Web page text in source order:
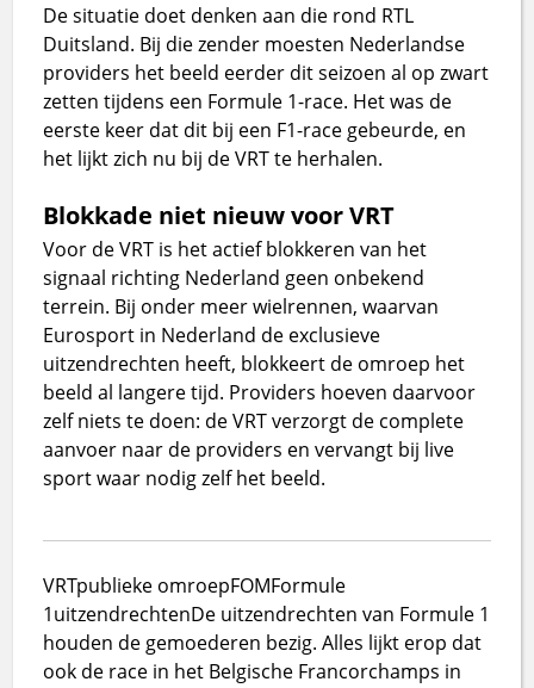
De situatie doet denken aan die rond RTL
Duitsland. Bij die zender moesten Nederlandse
providers het beeld eerder dit seizoen al op zwart
zetten tijdens een Formule 1-race. Het was de
eerste keer dat dit bij een F1-race gebeurde, en
het lijkt zich nu bij de VRT te herhalen.
Blokkade niet nieuw voor VRT
Voor de VRT is het actief blokkeren van het
signaal richting Nederland geen onbekend
terrein. Bij onder meer wielrennen, waarvan
Eurosport in Nederland de exclusieve
uitzendrechten heeft, blokkeert de omroep het
beeld al langere tijd. Providers hoeven daarvoor
zelf niets te doen: de VRT verzorgt de complete
aanvoer naar de providers en vervangt bij live
sport waar nodig zelf het beeld.
VRTpublieke omroepFOMFormule
1uitzendrechtenDe uitzendrechten van Formule 1
houden de gemoederen bezig. Alles lijkt erop dat
ook de race in het Belgische Francorchamps in